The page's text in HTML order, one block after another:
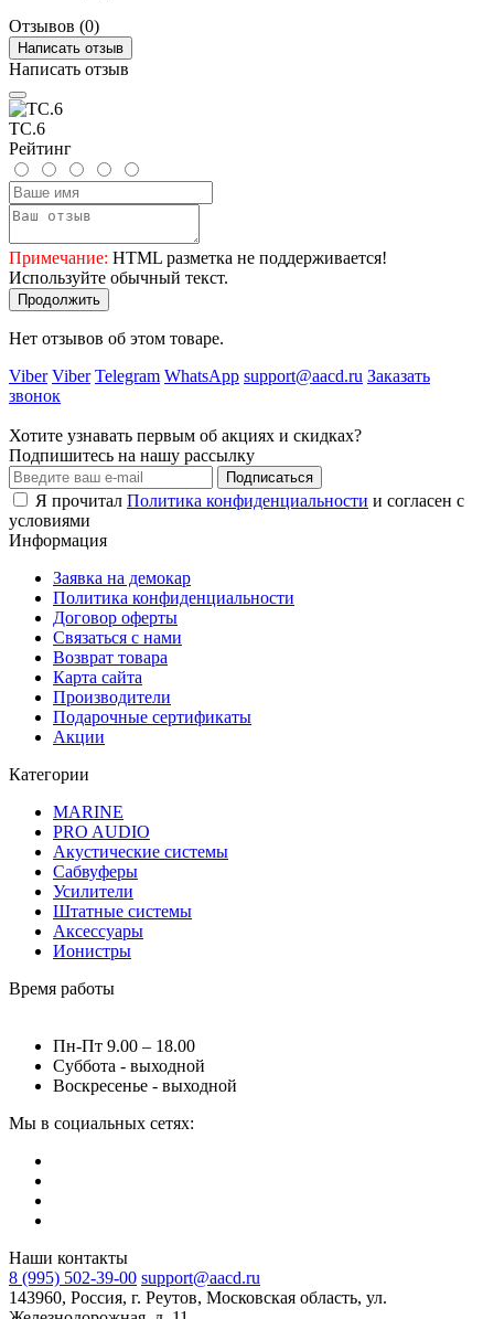
Отзывов (0)
Написать отзыв
Написать отзыв
TC.6
Рейтинг
Примечание: HTML разметка не поддерживается!
Используйте обычный текст.
Продолжить
Нет отзывов об этом товаре.
Viber Viber Telegram WhatsApp support@aacd.ru Заказать
звонок
Хотите узнавать первым об акциях и скидках?
Подпишитесь на нашу рассылку
Подписаться
Я прочитал Политика конфиденциальности и согласен с
условиями
Информация
Заявка на демокар
Политика конфиденциальности
Договор оферты
Связаться с нами
Возврат товара
Карта сайта
Производители
Подарочные сертификаты
Акции
Категории
MARINE
PRO AUDIO
Акустические системы
Сабвуферы
Усилители
Штатные системы
Аксессуары
Ионистры
Время работы
Пн-Пт 9.00 – 18.00
Суббота - выходной
Воскресенье - выходной
Мы в социальных сетях:
Наши контакты
8 (995) 502-39-00 support@aacd.ru
143960, Россия, г. Реутов, Московская область, ул.